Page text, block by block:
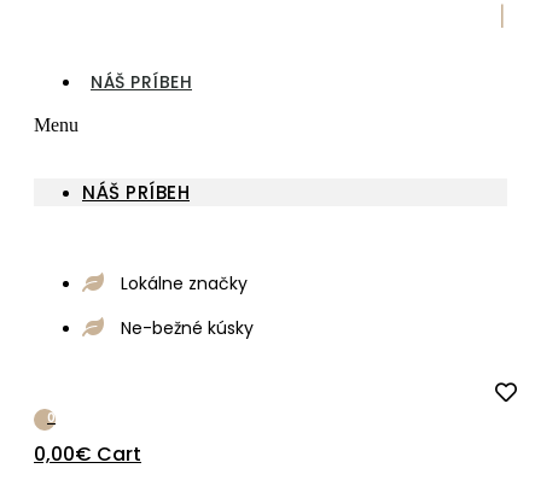
NÁŠ PRÍBEH
Menu
NÁŠ PRÍBEH
Lokálne značky
Ne-bežné kúsky
0
0,00€ Cart